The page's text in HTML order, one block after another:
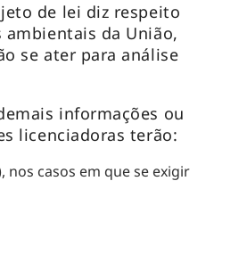
de lei diz respeito
da União,
se ater para análise
informações ou
licenciadoras terão:
nos casos em que se exigir